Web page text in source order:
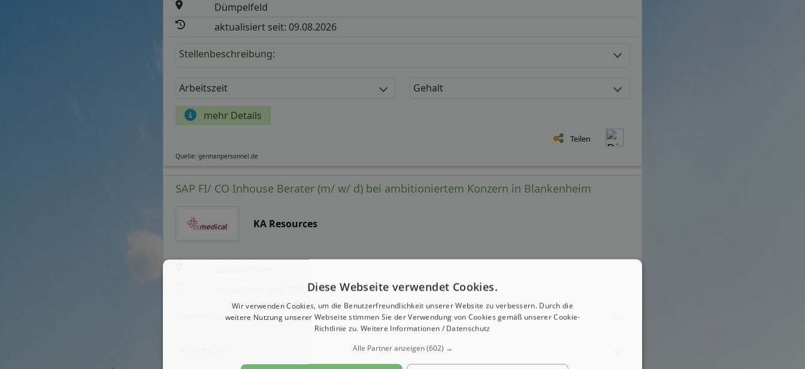
Dümpelfeld
aktualisiert seit: 09.08.2026
Stellenbeschreibung:
Arbeitszeit Gehalt
mehr Details
Teilen
Quelle: germanpersonnel.de
SAP FI/ CO Inhouse Berater (m/ w/ d) bei ambitioniertem Konzern in Blankenheim
KA Resources
aktualisiert seit: 09.08.2026
Stellenbeschreibung:
Gehalt
Diese Webseite verwendet Cookies.
Wir verwenden Cookies, um die Benutzerfreundlichkeit unserer Website zu verbessern. Durch die
weitere Nutzung unserer Webseite stimmen Sie der Verwendung von Cookies gemäß unserer Cookie-
Richtlinie zu. Weitere Informationen / Datenschutz
Alle Partner anzeigen(602) →